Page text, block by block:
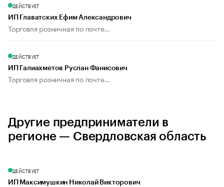
ДЕЙСТВУЕТ
ИП Главатских Ефим Александрович
Торговля розничная по почте...
ДЕЙСТВУЕТ
ИП Галиахметов Руслан Фанисович
Торговля розничная по почте...
Другие предприниматели в
регионе — Свердловская область
ДЕЙСТВУЕТ
ИП Максимушкин Николай Викторович